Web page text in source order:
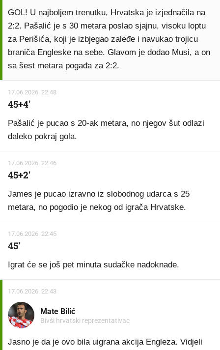
GOL! U najboljem trenutku, Hrvatska je izjednačila na
2:2. Pašalić je s 30 metara poslao sjajnu, visoku loptu
za Perišića, koji je izbjegao zaleđe i navukao trojicu
braniča Engleske na sebe. Glavom je dodao Musi, a on
sa šest metara pogađa za 2:2.
17.06.2026. 22:48
45+4'
Pašalić je pucao s 20-ak metara, no njegov šut odlazi
daleko pokraj gola.
17.06.2026. 22:46
45+2'
James je pucao izravno iz slobodnog udarca s 25
metara, no pogodio je nekog od igrača Hrvatske.
17.06.2026. 22:45
45'
Igrat će se još pet minuta sudačke nadoknade.
17.06.2026. 22:43
Mate Bilić
Bivši hrvatski reprezentativac
Jasno je da je ovo bila uigrana akcija Engleza. Vidjeli